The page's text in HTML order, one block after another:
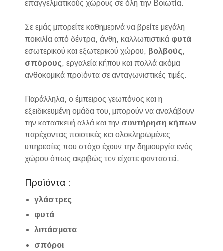
επαγγελματικούς χώρους σε όλη την Βοιωτία.
Σε εμάς μπορείτε καθημερινά να βρείτε μεγάλη
ποικιλία από δέντρα, άνθη, καλλωπιστικά φυτά
εσωτερικού και εξωτερικού χώρου, βολβούς,
σπόρους, εργαλεία κήπου και πολλά ακόμα
ανθοκομικά προϊόντα σε ανταγωνιστικές τιμές.
Παράλληλα, ο έμπειρος γεωπόνος και η
εξειδικευμένη ομάδα του, μπορούν να αναλάβουν
την κατασκευή αλλά και την συντήρηση κήπων
παρέχοντας ποιοτικές και ολοκληρωμένες
υπηρεσίες που στόχο έχουν την δημιουργία ενός
χώρου όπως ακριβώς τον είχατε φανταστεί.
Προϊόντα :
γλάστρες
φυτά
λιπάσματα
σπόροι